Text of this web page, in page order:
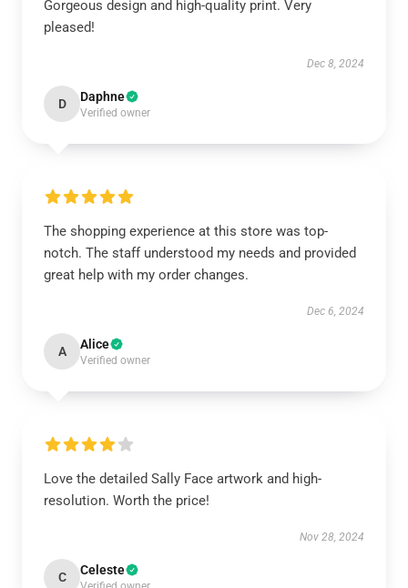
Gorgeous design and high-quality print. Very
pleased!
Dec 8, 2024
D Daphne
Verified owner
The shopping experience at this store was top-
notch. The staff understood my needs and provided
great help with my order changes.
Dec 6, 2024
A Alice
Verified owner
Love the detailed Sally Face artwork and high-
resolution. Worth the price!
Nov 28, 2024
C Celeste